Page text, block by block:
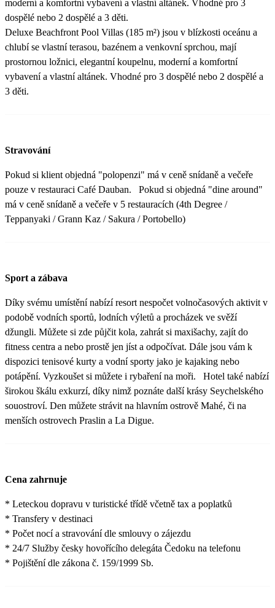
moderní a komfortní vybavení a vlastní altánek. Vhodné pro 3
dospělé nebo 2 dospělé a 3 děti.
Deluxe Beachfront Pool Villas (185 m²) jsou v blízkosti oceánu a
chlubí se vlastní terasou, bazénem a venkovní sprchou, mají
prostornou ložnici, elegantní koupelnu, moderní a komfortní
vybavení a vlastní altánek. Vhodné pro 3 dospělé nebo 2 dospělé a
3 děti.
Stravování
Pokud si klient objedná "polopenzi" má v ceně snídaně a večeře
pouze v restauraci Café Dauban. Pokud si objedná "dine around"
má v ceně snídaně a večeře v 5 restauracích (4th Degree /
Teppanyaki / Grann Kaz / Sakura / Portobello)
Sport a zábava
Díky svému umístění nabízí resort nespočet volnočasových aktivit v
podobě vodních sportů, lodních výletů a procházek ve svěží
džungli. Můžete si zde půjčit kola, zahrát si maxišachy, zajít do
fitness centra a nebo prostě jen jíst a odpočívat. Dále jsou vám k
dispozici tenisové kurty a vodní sporty jako je kajaking nebo
potápění. Vyzkoušet si můžete i rybaření na moři. Hotel také nabízí
širokou škálu exkurzí, díky nimž poznáte další krásy Seychelského
souostroví. Den můžete strávit na hlavním ostrově Mahé, či na
menších ostrovech Praslin a La Digue.
Cena zahrnuje
* Leteckou dopravu v turistické třídě včetně tax a poplatků
* Transfery v destinaci
* Počet nocí a stravování dle smlouvy o zájezdu
* 24/7 Služby česky hovořícího delegáta Čedoku na telefonu
* Pojištění dle zákona č. 159/1999 Sb.